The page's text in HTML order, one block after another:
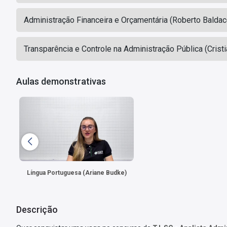
Administração Financeira e Orçamentária (Roberto
Transparência e Controle na Administração Pública
Aulas demonstrativas
Língua Portuguesa (Ariane Budke)
Descrição